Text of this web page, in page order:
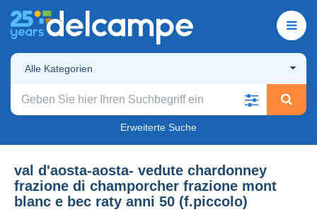
Alle Kategorien
Erweiterte Suche
val d'aosta-aosta- vedute chardonney
frazione di champorcher frazione mont
blanc e bec raty anni 50 (f.piccolo)